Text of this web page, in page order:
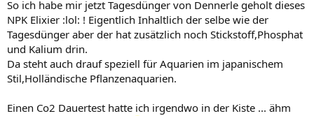
So ich habe mir jetzt Tagesdünger von Dennerle geholt dieses
NPK Elixier :lol: ! Eigentlich Inhaltlich der selbe wie der
Tagesdünger aber der hat zusätzlich noch Stickstoff,Phosphat
und Kalium drin.
Da steht auch drauf speziell für Aquarien im japanischem
Stil,Holländische Pflanzenaquarien.
Einen Co2 Dauertest hatte ich irgendwo in der Kiste ... ähm